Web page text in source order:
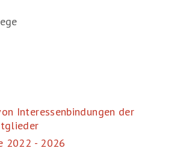
Interessenbindungen der
2022 - 2026